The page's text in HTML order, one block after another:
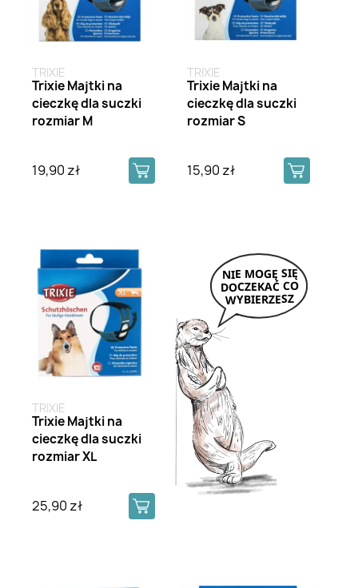
TRIXIE
Trixie Majtki na
cieczkę dla suczki
rozmiar M
19,90 zł
TRIXIE
Trixie Majtki na
cieczkę dla suczki
rozmiar S
15,90 zł
TRIXIE
Trixie Majtki na
cieczkę dla suczki
rozmiar XL
25,90 zł